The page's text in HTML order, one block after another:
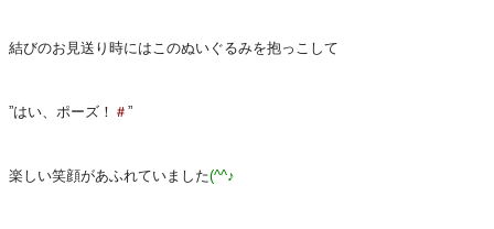
結びのお見送り時にはこのぬいぐるみを抱っこして
”はい、ポーズ！ ＃ ”
楽しい笑顔があふれていました(^^♪